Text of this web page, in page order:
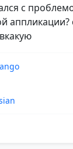
с
аппликации?